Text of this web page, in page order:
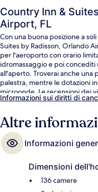
Country Inn &
Airport, FL
Con una buona posizione a
Suites by Radisson, Orlando
per l'aeroporto con orario
idromassaggio e poi
all'aperto. Troverai anche una
palestra, mentre le dotazioni
microonde. Le recensioni dei
e la posizione invidiabile.
Informazioni sui diritti di
Altre
Informazioni
Dimensioni
136 camere